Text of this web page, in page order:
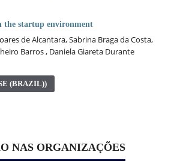
the startup environment
de Alcantara, Sabrina Braga da Costa,
Barros , Daniela Giareta Durante
(BRAZIL))
NAS ORGANIZAÇÕES